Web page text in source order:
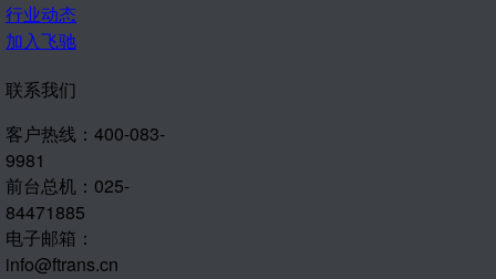
行业动态
加入飞驰
联系我们
客户热线：400-083-
9981
前台总机：025-
84471885
电子邮箱：
info@ftrans.cn